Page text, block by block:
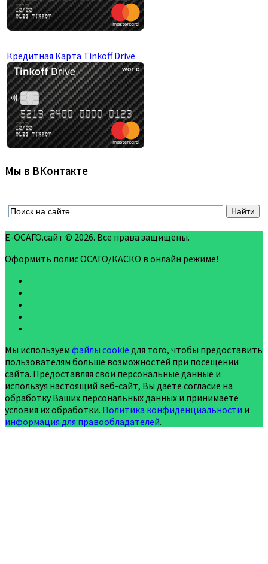
Кредитная Карта Tinkoff Drive
Мы в ВКонтакте
Е-ОСАГО.сайт © 2026. Все права защищены.
Оформить полис ОСАГО/КАСКО в онлайн режиме!
Мы используем файлы cookie для того, чтобы предоставить
пользователям больше возможностей при посещении
сайта. Предоставляя свои персональные данные и
используя настоящий веб-сайт, Вы даете согласие на
обработку Ваших персональных данных и принимаете
условия их обработки. Политика конфиденциальности и
информация для правообладателей.